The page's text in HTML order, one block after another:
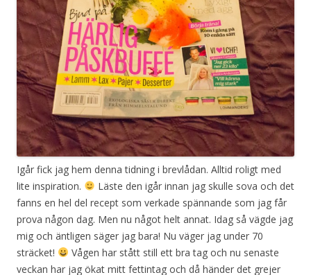
Igår fick jag hem denna tidning i brevlådan. Alltid roligt med
lite inspiration.
Läste den igår innan jag skulle sova och det
fanns en hel del recept som verkade spännande som jag får
prova någon dag. Men nu något helt annat. Idag så vägde jag
mig och äntligen säger jag bara! Nu väger jag under 70
sträcket!
Vågen har stått still ett bra tag och nu senaste
veckan har jag ökat mitt fettintag och då händer det grejer